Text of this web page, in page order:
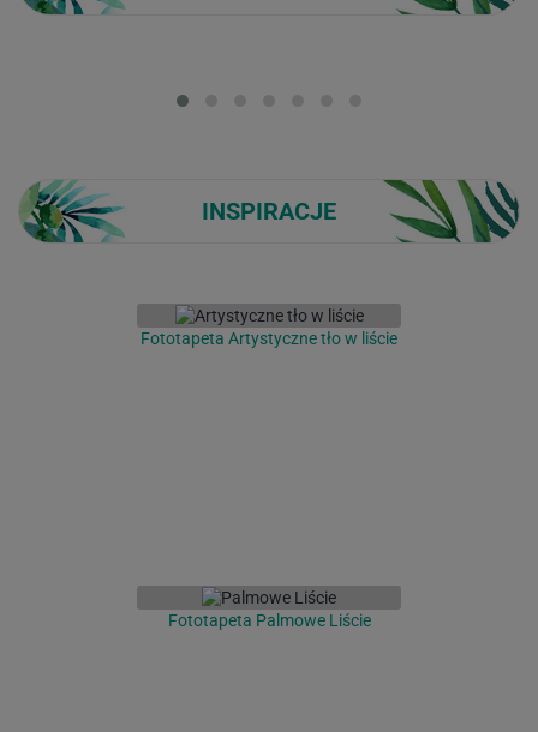
INSPIRACJE
Fototapeta Artystyczne tło w liście
Fototapeta Palmowe Liście